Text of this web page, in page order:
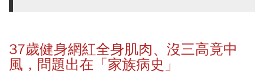
37歲健身網紅全身肌肉、沒三高竟中
風，問題出在「家族病史」